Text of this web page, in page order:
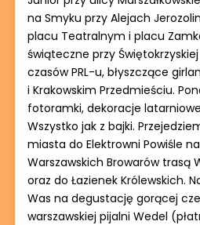
na Smyku przy Alejach
placu Teatralnym i placu
świąteczne przy
czasów PRL-u, błyszczące
i Krakowskim Przedmieściu.
fotoramki, dekoracje
Wszystko jak z bajki.
miasta do Elektrowni Powiśle
Warszawskich Browarów trasą
oraz do Łazienek Królewskich.
Was na degustację gorącej
warszawskiej pijalni Wedel